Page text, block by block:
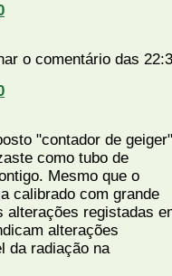
o comentário das
"contador de
como tubo de
Mesmo que o
calibrado com grande
alterações registadas
alterações
da radiação na